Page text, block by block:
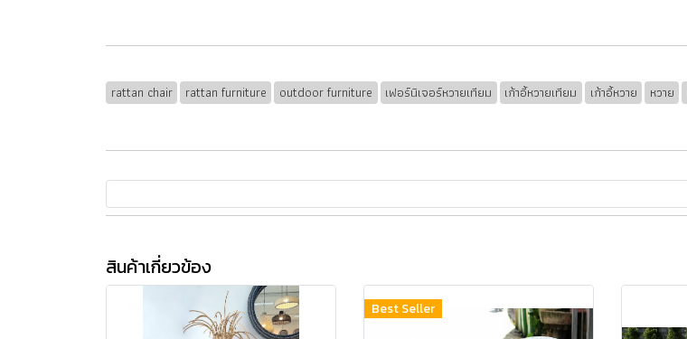
rattan chair rattan furniture outdoor furniture เฟอร์นิเจอร์หวายเทียม เก้าอี้หวายเทียม เก้าอี้หวาย หวาย
สินค้าเกี่ยวข้อง
Best Seller